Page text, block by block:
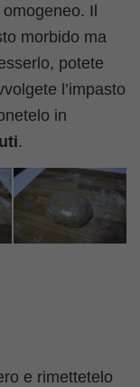
Il
morbido ma
potete
l’impasto
in
.
e rimettetelo